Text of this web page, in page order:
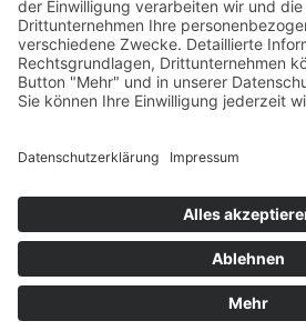
Schillerstraße 80
64625 Bensheim
Kontakt
Silvia Gruß
contact@sanner-forum.de
Service
AGB
Datenschutzerklärung